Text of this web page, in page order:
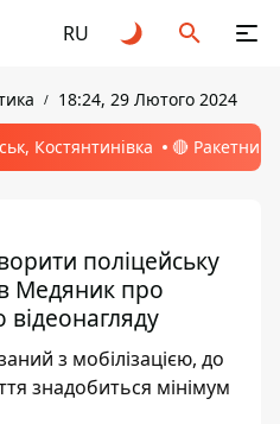
RU
18:24, 29 Лютого 2024
Костянтинівка 🔴 Ракетний
поліцейську
Медяник про
відеонагляду
з мобілізацією, до
знадобиться мінімум